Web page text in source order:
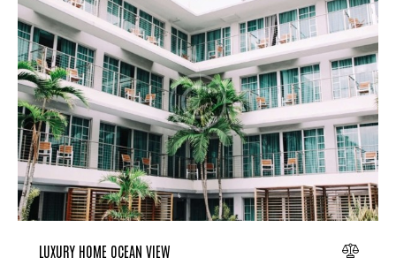
Bedrooms
Bathrooms
LUXURY HOME OCEAN VIEW